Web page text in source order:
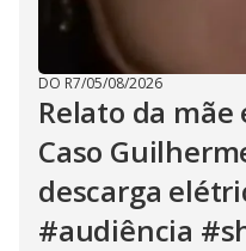
DO R7/05/08/2026
Relato da
Caso
descarga
#audiência